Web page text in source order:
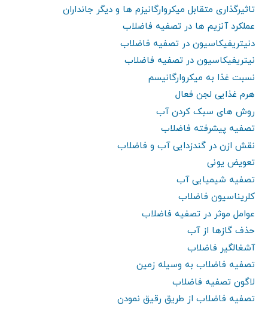
تاثیرگذاری متقابل میکروارگانیزم ها و دیگر جانداران
عملکرد آنزیم ها در تصفیه فاضلاب
دنیتریفیکاسیون در تصفیه فاضلاب
نیتریفیکاسیون در تصفیه فاضلاب
نسبت غذا به میکروارگانیسم
هرم غذایی لجن فعال
روش های سبک کردن آب
تصفیه پیشرفته فاضلاب
نقش ازن در گندزدایی آب و فاضلاب
تعویض یونی
تصفیه شیمیایی آب
کلریناسیون فاضلاب
عوامل موثر در تصفیه فاضلاب
حذف گازها از آب
آشغالگیر فاضلاب
تصفیه فاضلاب به وسیله زمین
لاگون تصفیه فاضلاب
تصفیه فاضلاب از طریق رقیق نمودن